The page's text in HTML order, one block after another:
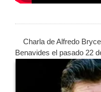
Charla de Alfredo
Benavides el pasado 22